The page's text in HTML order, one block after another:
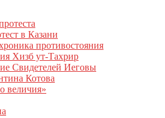
в Казани
противостояния
Хизб ут-Тахрир
Свидетелей Иеговы
Котова
величия»